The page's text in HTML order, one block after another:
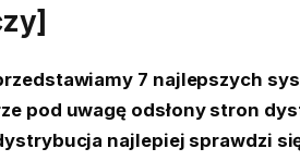
7 najlepszych
pod uwagę odsłony stron
najlepiej sprawdzi